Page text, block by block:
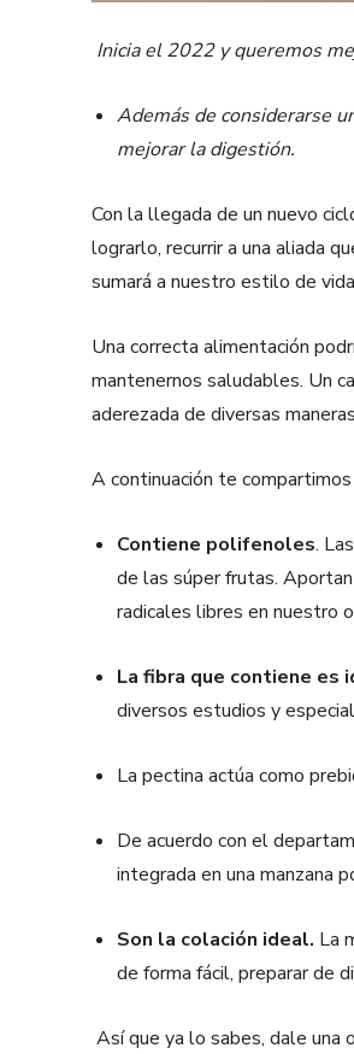
Inicia el 2022 y queremos
Además de considerarse
mejorar la digestión.
Con la llegada de un nuevo
lograrlo, recurrir a una aliada
sumará a nuestro estilo de
Una correcta alimentación
mantenernos saludables. Un
aderezada de diversas
A continuación te
Contiene polifenoles.
de las súper frutas.
radicales libres en nuestro
La fibra que contiene es
diversos estudios y
La pectina actúa como
De acuerdo con el
integrada en una manzana
Son la colación ideal. La
de forma fácil, preparar de
Así que ya lo sabes, dale una